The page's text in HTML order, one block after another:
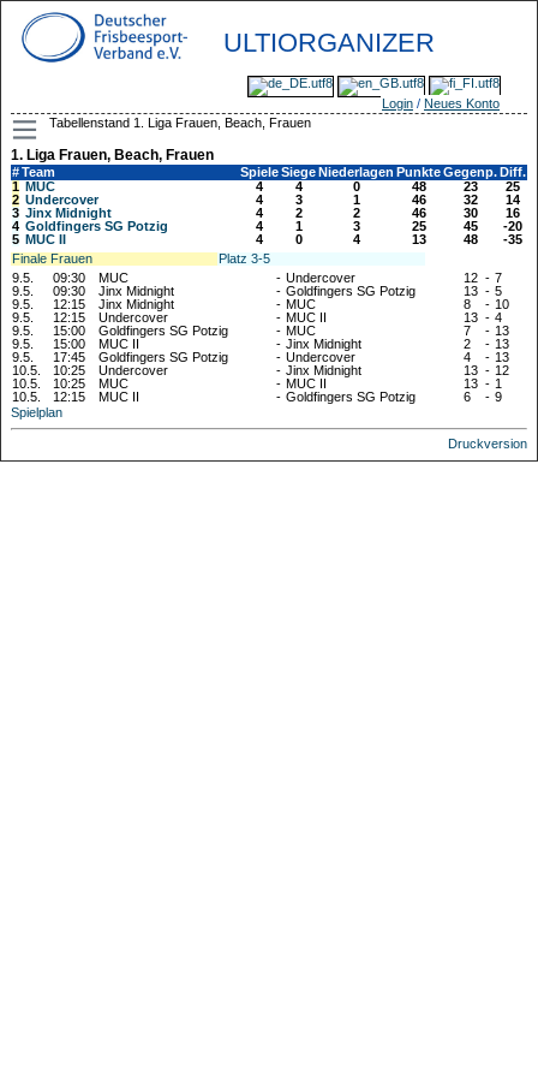
ULTIORGANIZER
Login / Neues Konto
Tabellenstand 1. Liga Frauen, Beach, Frauen
1. Liga Frauen, Beach, Frauen
#Team SpieleSiege Niederlagen PunkteGegenp. Diff.
1 MUC 4 4 0 48 23
25
2 Undercover 4 3 1 46 32
14
3 Jinx Midnight 4 2 2 46 30
16
4 Goldfingers SG Potzig 4 1 3 25 45
-20
5 MUC II 4 0 4 13 48
-35
Finale Frauen
Platz 3-5
9.5.
09:30 MUC - Undercover 12 - 7
9.5.
09:30 Jinx Midnight - Goldfingers SG Potzig 13 - 5
9.5.
12:15 Jinx Midnight - MUC 8 - 10
9.5.
12:15 Undercover - MUC II 13 - 4
9.5.
15:00 Goldfingers SG Potzig - MUC 7 - 13
9.5.
15:00 MUC II - Jinx Midnight 2 - 13
9.5.
17:45 Goldfingers SG Potzig - Undercover 4 - 13
10.5.
10:25 Undercover - Jinx Midnight 13 - 12
10.5.
10:25 MUC - MUC II 13 - 1
10.5.
12:15 MUC II - Goldfingers SG Potzig 6 - 9
Spielplan
Druckversion